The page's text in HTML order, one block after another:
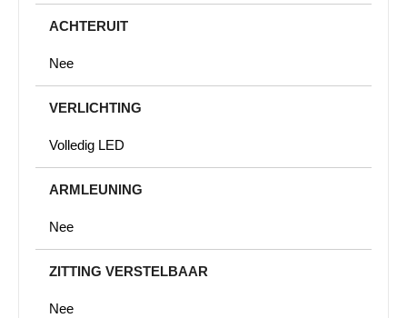
ACHTERUIT
Nee
VERLICHTING
Volledig LED
ARMLEUNING
Nee
ZITTING VERSTELBAAR
Nee